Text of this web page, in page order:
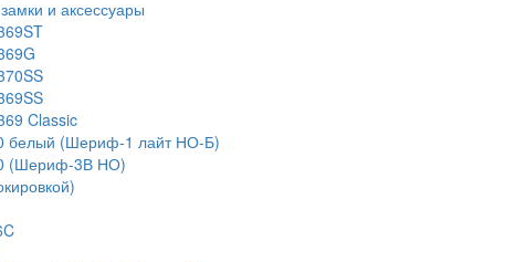
и аксессуары
Classic
белый (Шериф-1 лайт НО-Б)
(Шериф-3В НО)